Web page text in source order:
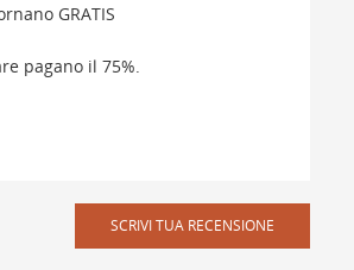
GRATIS
pagano il 75%.
SCRIVI TUA RECENSIONE